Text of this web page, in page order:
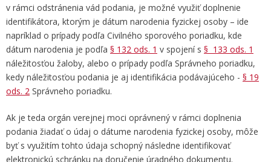
v rámci odstránenia vád podania, je možné využiť doplnenie
identifikátora, ktorým je dátum narodenia fyzickej osoby – ide
napríklad o prípady podľa Civilného sporového poriadku, kde
dátum narodenia je podľa § 132 ods. 1 v spojení s § 133 ods. 1
náležitosťou žaloby, alebo o prípady podľa Správneho poriadku,
kedy náležitosťou podania je aj identifikácia podávajúceho - § 19
ods. 2 Správneho poriadku.
Ak je teda orgán verejnej moci oprávnený v rámci doplnenia
podania žiadať o údaj o dátume narodenia fyzickej osoby, môže
byť s využitím tohto údaja schopný následne identifikovať
elektronickú schránku na doručenie úradného dokumentu.